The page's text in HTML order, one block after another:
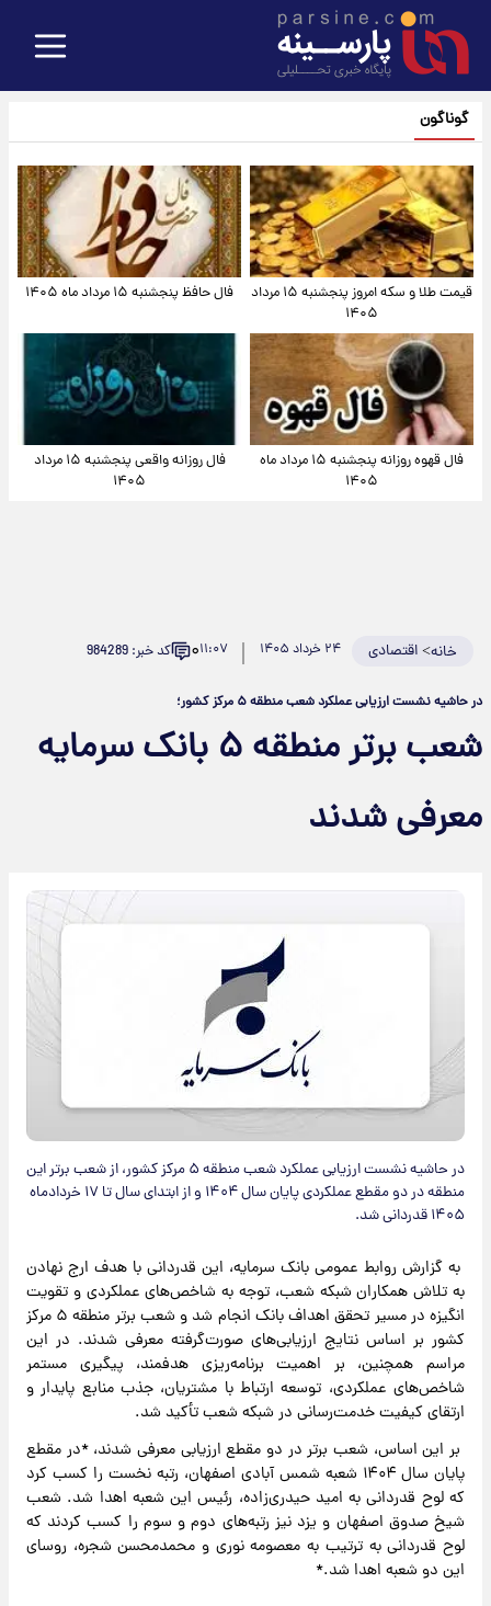
گوناگون
قیمت طلا و سکه امروز پنجشنبه ۱۵ مرداد
۱۴۰۵
فال حافظ پنجشنبه ۱۵ مرداد ماه ۱۴۰۵
فال قهوه روزانه پنجشنبه ۱۵ مرداد ماه
۱۴۰۵
فال روزانه واقعی پنجشنبه ۱۵ مرداد
۱۴۰۵
خانه>اقتصادی ۲۴ خرداد ۱۴۰۵ ۱۱:۰۷۰ کد خبر: 984289
در حاشیه نشست ارزیابی عملکرد شعب منطقه ۵ مرکز کشور؛
شعب برتر منطقه ۵ بانک سرمایه
معرفی شدند
در حاشیه نشست ارزیابی عملکرد شعب منطقه ۵ مرکز کشور، از شعب برتر این
منطقه در دو مقطع عملکردی پایان سال ۱۴۰۴ و از ابتدای سال تا ۱۷ خردادماه
۱۴۰۵ قدردانی شد.
به گزارش روابط عمومی بانک سرمایه، این قدردانی با هدف ارج نهادن
به تلاش همکاران شبکه شعب، توجه به شاخص‌های عملکردی و تقویت
انگیزه در مسیر تحقق اهداف بانک انجام شد و شعب برتر منطقه ۵ مرکز
کشور بر اساس نتایج ارزیابی‌های صورت‌گرفته معرفی شدند. در این
مراسم همچنین، بر اهمیت برنامه‌ریزی هدفمند، پیگیری مستمر
شاخص‌های عملکردی، توسعه ارتباط با مشتریان، جذب منابع پایدار و
ارتقای کیفیت خدمت‌رسانی در شبکه شعب تأکید شد.
بر این اساس، شعب برتر در دو مقطع ارزیابی معرفی شدند، *در مقطع
پایان سال ۱۴۰۴ شعبه شمس آبادی اصفهان، رتبه نخست را کسب کرد
که لوح قدردانی به امید حیدری‌زاده، رئیس این شعبه اهدا شد. شعب
شیخ صدوق اصفهان و یزد نیز رتبه‌های دوم و سوم را کسب کردند که
لوح قدردانی به ترتیب به معصومه نوری و محمدمحسن شجره، روسای
این دو شعبه اهدا شد.*